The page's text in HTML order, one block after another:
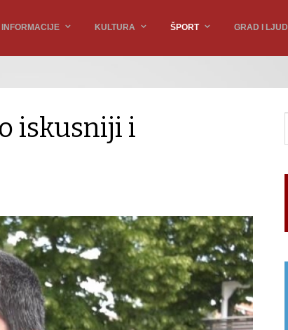
INFORMACIJE KULTURA ŠPORT GRAD I LJUDI
iskusniji i